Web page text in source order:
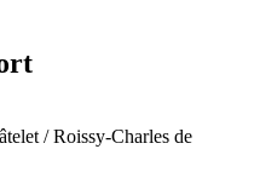
/ Roissy-Charles de